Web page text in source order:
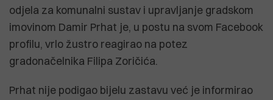
odjela za komunalni sustav i upravljanje gradskom
imovinom Damir Prhat je, u postu na svom Facebook
profilu, vrlo žustro reagirao na potez
gradonačelnika Filipa Zoričića.
Prhat nije podigao bijelu zastavu već je informirao